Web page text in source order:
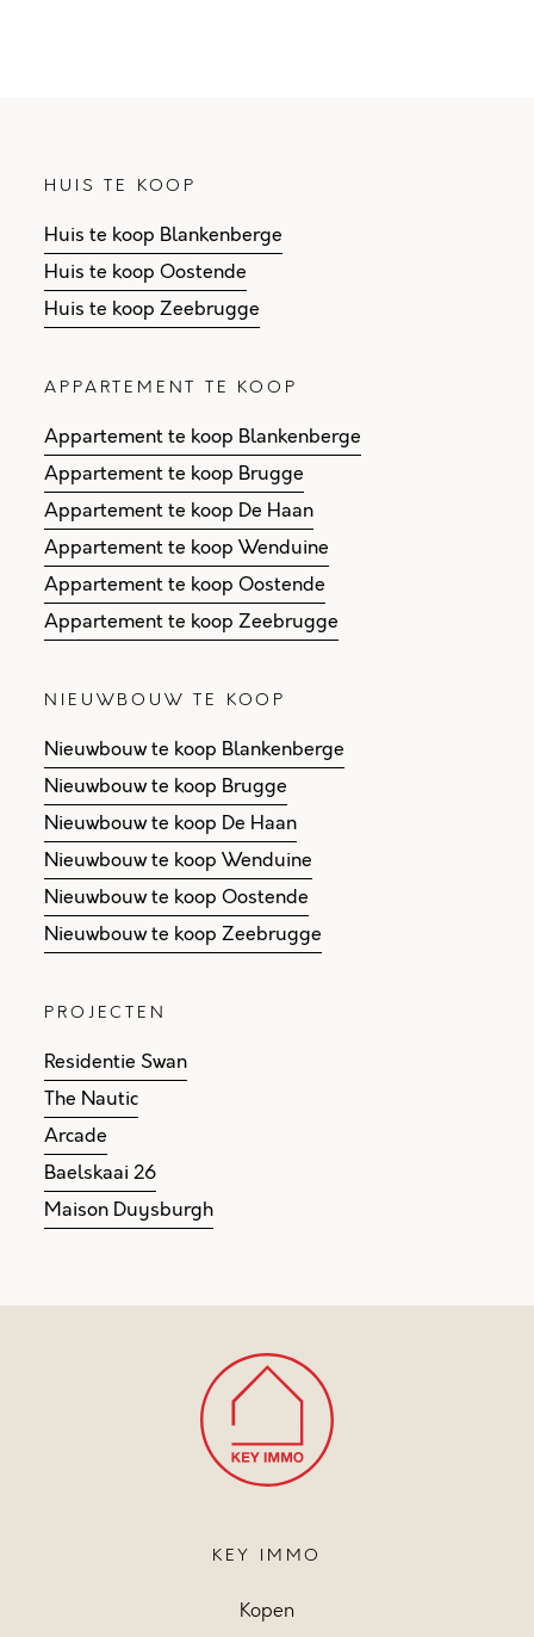
HUIS TE KOOP
Huis te koop Blankenberge
Huis te koop Oostende
Huis te koop Zeebrugge
APPARTEMENT TE KOOP
Appartement te koop Blankenberge
Appartement te koop Brugge
Appartement te koop De Haan
Appartement te koop Wenduine
Appartement te koop Oostende
Appartement te koop Zeebrugge
NIEUWBOUW TE KOOP
Nieuwbouw te koop Blankenberge
Nieuwbouw te koop Brugge
Nieuwbouw te koop De Haan
Nieuwbouw te koop Wenduine
Nieuwbouw te koop Oostende
Nieuwbouw te koop Zeebrugge
PROJECTEN
Residentie Swan
The Nautic
Arcade
Baelskaai 26
Maison Duysburgh
KEY IMMO
Kopen